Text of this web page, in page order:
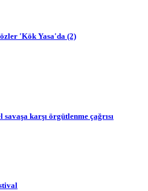
'Kök Yasa'da (2)
karşı örgütlenme çağrısı